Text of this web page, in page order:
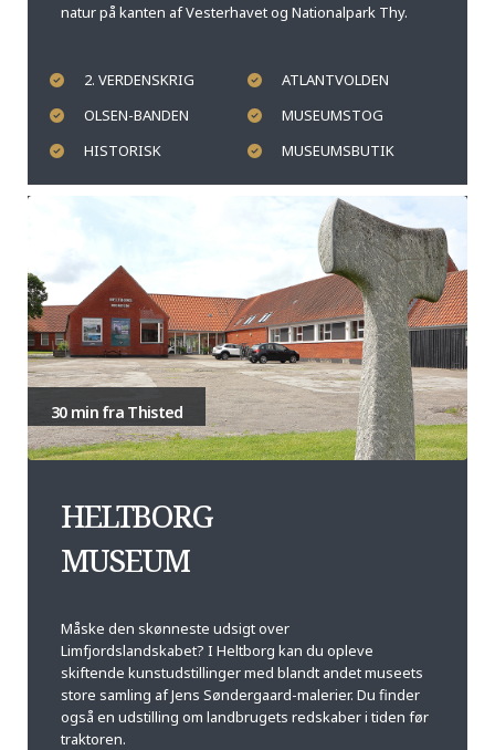
natur på kanten af Vesterhavet og Nationalpark Thy.
2. VERDENSKRIG
ATLANTVOLDEN
OLSEN-BANDEN
MUSEUMSTOG
HISTORISK
MUSEUMSBUTIK
30 min fra Thisted
HELTBORG
MUSEUM
Måske den skønneste udsigt over
Limfjordslandskabet? I Heltborg kan du opleve
skiftende kunstudstillinger med blandt andet museets
store samling af Jens Søndergaard-malerier. Du finder
også en udstilling om landbrugets redskaber i tiden før
traktoren.